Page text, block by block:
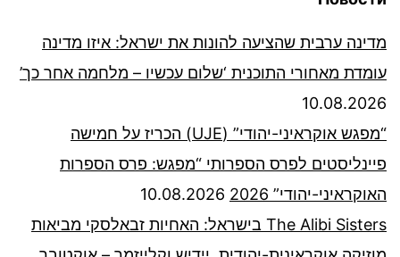
מדינה ערבית שהציעה להונות את ישראל: איזו מדינה
עומדת מאחורי התוכנית ‘שלום עכשיו – מלחמה אחר כך’
10.08.2026
“מפגש אוקראיני-יהודי” (UJE) הכריז על חמישה
פיינליסטים לפרס הספרותי “מפגש: פרס הספרות
האוקראיני-יהודי” 2026
10.08.2026
The Alibi Sisters בישראל: האחיות זבאלסקי מביאות